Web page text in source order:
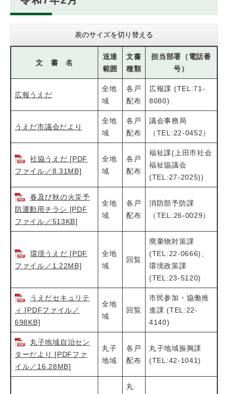
表のサイズを切り替える
文 書 名
送達
範囲
文書
種類
担当部署（電話番
号）
広報うえだ
全地
域
各戸
配布
広報課 (TEL:71-
8080)
うえだ市議会だより
全地
域
各戸
配布
議会事務局
（TEL:22-0452）
社協うえだ [PDF
ファイル／8.31MB]
全地
域
各戸
配布
福祉課(上田市社会
福祉協議会
(TEL:27-2025))
春及び秋の火災予
防運動用チラシ [PDF
ファイル／513KB]
全地
域
各戸
配布
消防部予防課
（TEL:26-0029）
環境うえだ [PDF
ファイル／1.22MB]
全地
域
回覧
廃棄物対策課
(TEL:22-0666)、
環境政策課
(TEL:23-5120)
うえだセキュリテ
ィ [PDFファイル／
698KB]
全地
域
回覧
市民参加・協働推
進課 (TEL:22-
4140)
丸子地域自治セン
ターだより [PDFファ
イル／16.28MB]
丸子
地域
各戸
配布
丸子地域振興課
(TEL:42-1041)
丸